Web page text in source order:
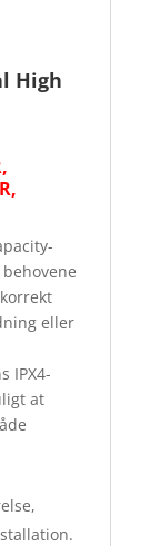
High
eller
IPX4-
at